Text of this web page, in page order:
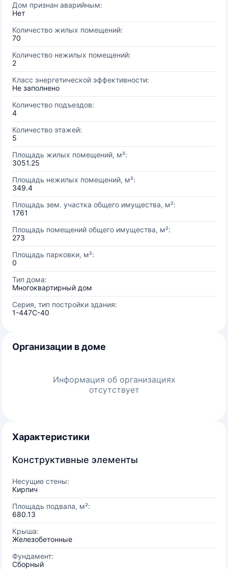
Дом признан аварийным:
Нет
Количество жилых помещений:
70
Количество нежилых помещений:
2
Класс энергетической эффективности:
Не заполнено
Количество подъездов:
4
Количество этажей:
5
Площадь жилых помещений, м²:
3051.25
Площадь нежилых помещений, м²:
349.4
Площадь зем. участка общего имущества, м²:
1761
Площадь помещений общего имущества, м²:
273
Площадь парковки, м²:
0
Тип дома:
Многоквартирный дом
Серия, тип постройки здания:
1-447С-40
Организации в доме
Информация об организациях
отсутствует
Характеристики
Конструктивные элементы
Несущие стены:
Кирпич
Площадь подвала, м²:
680.13
Крыша:
Железобетонные
Фундамент:
Сборный